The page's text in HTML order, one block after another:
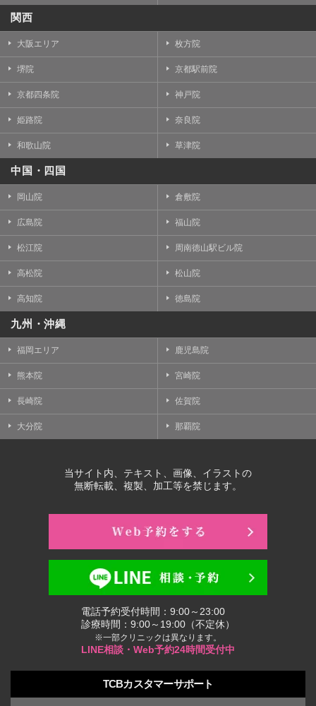
関西
大阪エリア 枚方院
堺院 京都駅前院
京都四条院 神戸院
姫路院 奈良院
和歌山院 草津院
中国・四国
岡山院 倉敷院
広島院 福山院
松江院 周南徳山駅ビル院
高松院 松山院
高知院 徳島院
九州・沖縄
福岡エリア 鹿児島院
熊本院 宮崎院
長崎院 佐賀院
大分院 那覇院
当サイト内、テキスト、画像、イラストの
無断転載、複製、加工等を禁じます。
電話予約受付時間：9:00～23:00
診療時間：9:00～19:00（不定休）
※一部クリニックは異なります。
LINE相談・Web予約24時間受付中
TCBカスタマーサポート